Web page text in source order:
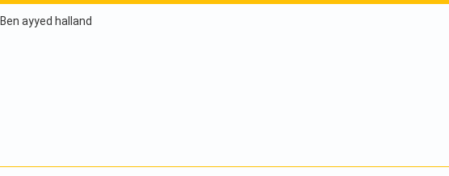
Ben ayyed halland